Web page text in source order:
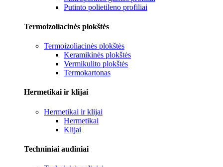
Putinto polietileno profiliai
Termoizoliacinės plokštės
Termoizoliacinės plokštės
Keramikinės plokštės
Vermikulito plokštės
Termokartonas
Hermetikai ir klijai
Hermetikai ir klijai
Hermetikai
Klijai
Techniniai audiniai